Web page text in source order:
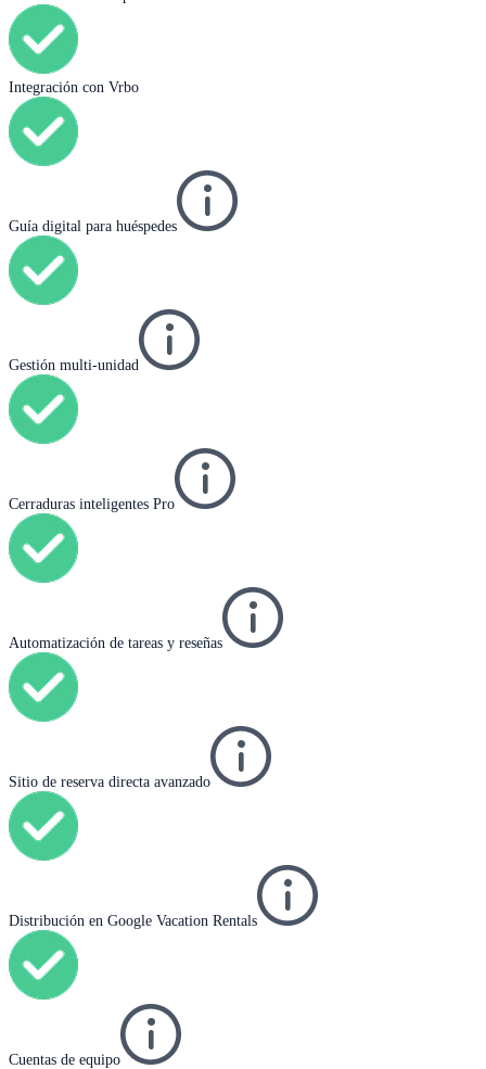
Integración con Vrbo
Guía digital para huéspedes
Gestión multi-unidad
Cerraduras inteligentes Pro
Automatización de tareas y reseñas
Sitio de reserva directa avanzado
Distribución en Google Vacation Rentals
Cuentas de equipo